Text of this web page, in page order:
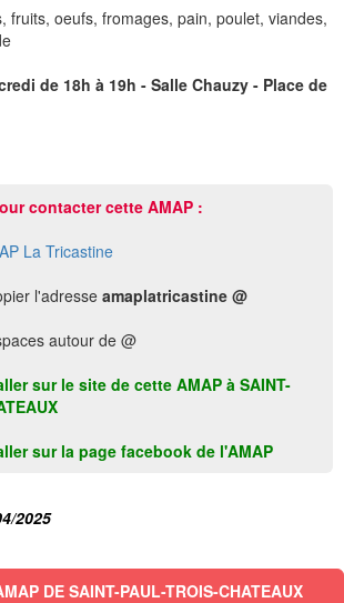
fruits, oeufs, fromages, pain, poulet, viandes,
de 18h à 19h - Salle Chauzy - Place de
contacter cette AMAP :
La Tricastine
l'adresse amaplatricastine @
autour de @
sur le site de cette AMAP à SAINT-
sur la page facebook de l'AMAP
2025
DE SAINT-PAUL-TROIS-CHATEAUX